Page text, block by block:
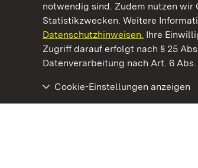
notwendig sind. Zudem nutzen wir
Statistikzwecken. Weitere
Datenschutzhinweisen. Ihre
Zugriff darauf erfolgt nach § 25
Datenverarbeitung nach Art. 6 Abs.
Cookie-Einstellungen anzeigen
Kommen. Staunen. Genießen.